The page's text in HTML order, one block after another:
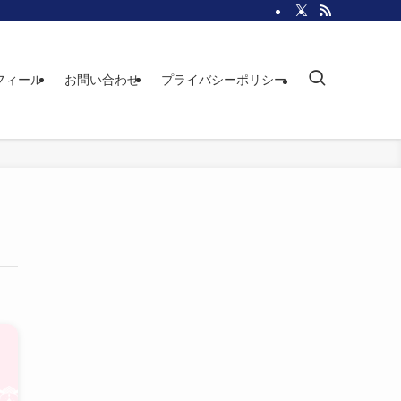
ィール お問い合わせ プライバシーポリシー